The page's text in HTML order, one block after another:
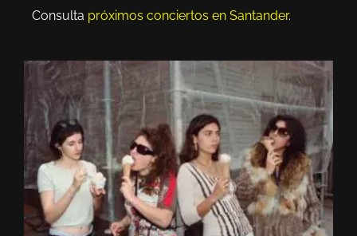
Consulta próximos conciertos en Santander.